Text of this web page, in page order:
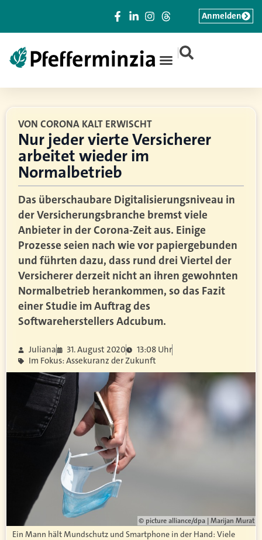
|
Anmelden
VON CORONA KALT ERWISCHT
Nur jeder vierte Versicherer
arbeitet wieder im
Normalbetrieb
Das überschaubare Digitalisierungsniveau in
der Versicherungsbranche bremst viele
Anbieter in der Corona-Zeit aus. Einige
Prozesse seien nach wie vor papiergebunden
und führten dazu, dass rund drei Viertel der
Versicherer derzeit nicht an ihren gewohnten
Normalbetrieb herankommen, so das Fazit
einer Studie im Auftrag des
Softwareherstellers Adcubum.
Juliana 31. August 2020
13:08 Uhr
Im Fokus: Assekuranz der Zukunft
© picture alliance/dpa | Marijan Murat
Ein Mann hält Mundschutz und Smartphone in der Hand: Viele